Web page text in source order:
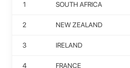
1 SOUTH AFRICA
2 NEW ZEALAND
3 IRELAND
4 FRANCE